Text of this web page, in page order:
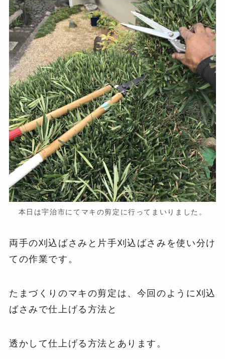
本日は宇治市にてマキの剪定に行ってまいりました。
両手の刈込ばさみと片手刈込ばさみを使い分け
ての作業です。
たまづくりのマキの剪定は、今回のように刈込
ばさみで仕上げる方法と
透かして仕上げる方法とあります。